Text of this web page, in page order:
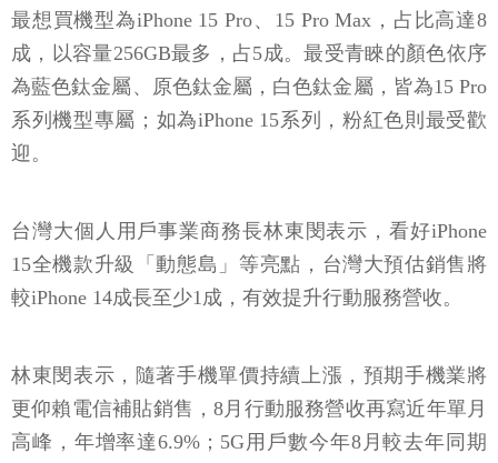
最想買機型為iPhone 15 Pro、15 Pro Max，占比高達8
成，以容量256GB最多，占5成。最受青睞的顏色依序
為藍色鈦金屬、原色鈦金屬，白色鈦金屬，皆為15 Pro
系列機型專屬；如為iPhone 15系列，粉紅色則最受歡
迎。
台灣大個人用戶事業商務長林東閔表示，看好iPhone
15全機款升級「動態島」等亮點，台灣大預估銷售將
較iPhone 14成長至少1成，有效提升行動服務營收。
林東閔表示，隨著手機單價持續上漲，預期手機業將
更仰賴電信補貼銷售，8月行動服務營收再寫近年單月
高峰，年增率達6.9%；5G用戶數今年8月較去年同期